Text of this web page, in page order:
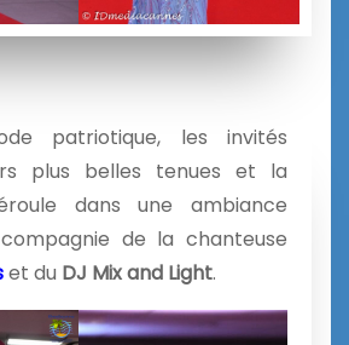
patriotique, les invités
plus belles tenues et la
dans une ambiance
de la chanteuse
et du DJ Mix and Light.